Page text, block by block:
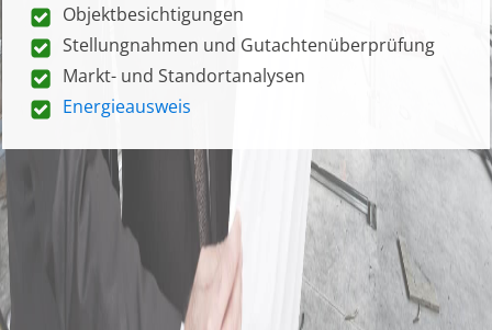
Objektbesichtigungen
Stellungnahmen und Gutachtenüberprüfung
Markt- und Standortanalysen
Energieausweis